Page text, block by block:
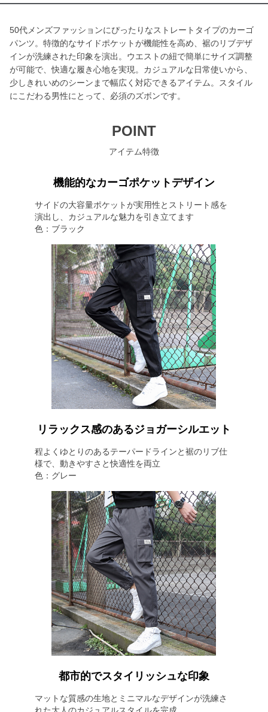
50代メンズファッションにぴったりなストレートタイプのカーゴ
パンツ。特徴的なサイドポケットが機能性を高め、裾のリブデザ
インが洗練された印象を演出。ウエストの紐で簡単にサイズ調整
が可能で、快適な履き心地を実現。カジュアルな日常使いから、
少しきれいめのシーンまで幅広く対応できるアイテム。スタイル
にこだわる男性にとって、必須のズボンです。
POINT
アイテム特徴
機能的なカーゴポケットデザイン
サイドの大容量ポケットが実用性とストリート感を
演出し、カジュアルな魅力を引き立てます
色：ブラック
リラックス感のあるジョガーシルエット
程よくゆとりのあるテーパードラインと裾のリブ仕
様で、動きやすさと快適性を両立
色：グレー
都市的でスタイリッシュな印象
マットな質感の生地とミニマルなデザインが洗練さ